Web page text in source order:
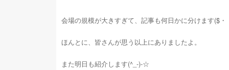
会場の規模が大きすぎて、記事も何日かに分けます($・
ほんとに、皆さんが思う以上にありましたよ。
また明日も紹介します(^_-)-☆